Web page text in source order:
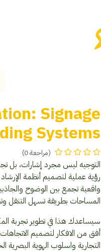
Signage
Systems
(مراجعة 0)
التوجيه ليس مجرد إشارات، بل
رؤية عملية لتصميم أنظمة الإرشاد
واقعية تجمع بين الوضوح
المساحات بطريقة تسهل
سيساعدك هذا في تطوير تجربة
أفق من الافكار لتصميم
التجارية واسلوب الهوية البصرية